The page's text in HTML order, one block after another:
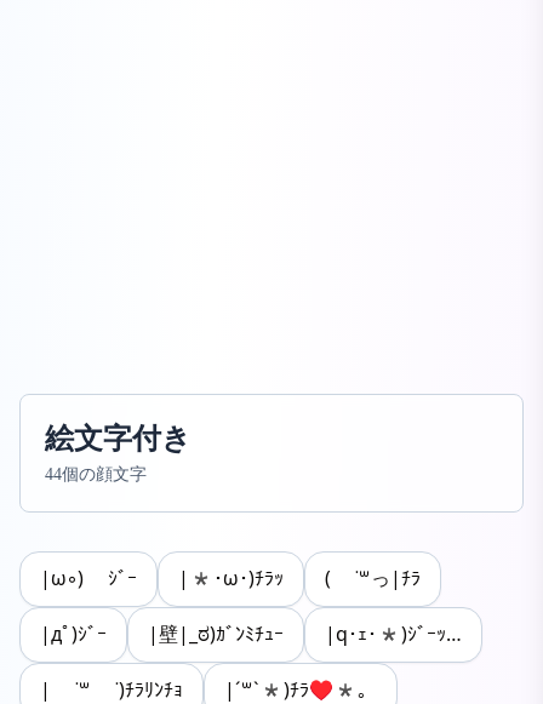
絵文字付き
44個の顔文字
|ω◦) ｼﾞｰ |*･ω･)ﾁﾗｯ ( ˙꒳っ|ﾁﾗ
|дﾟ)ｼﾞｰ |壁|_ಠ)ｶﾞﾝﾐﾁｭｰ |q･ｪ･*)ｼﾞｰｯ…
| ˙꒳ ˙)ﾁﾗﾘﾝﾁｮ |´꒳`*)ﾁﾗ♥︎*。